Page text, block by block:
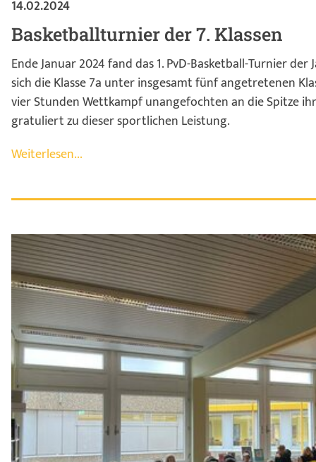
14.02.2024
Basketballturnier der 7. Klassen
Ende Januar 2024 fand das 1. PvD-Basketball-Turnier
sich die Klasse 7a unter insgesamt fünf angetretenen
vier Stunden Wettkampf unangefochten an die Spitze
gratuliert zu dieser sportlichen Leistung.
Weiterlesen...